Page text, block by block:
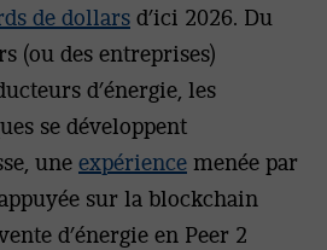
de dollarsd’ici 2026. Du
(ou des entreprises)
d’énergie, les
se développent
uneexpériencemenée par
sur la blockchain
d’énergie en Peer 2